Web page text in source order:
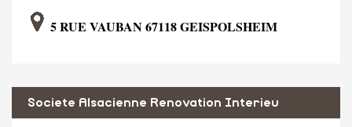
5 RUE VAUBAN 67118 GEISPOLSHEIM
Societe Alsacienne Renovation Interieu